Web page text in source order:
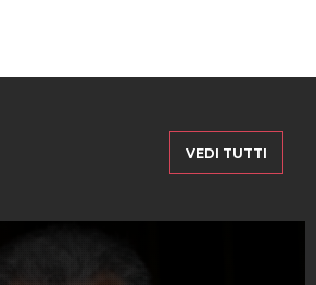
VEDI TUTTI